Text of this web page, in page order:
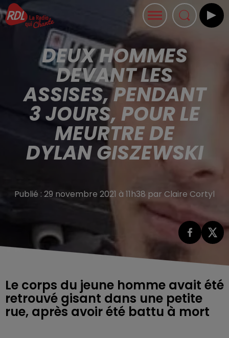
DEUX HOMMES
DEVANT LES
ASSISES, PENDANT
3 JOURS, POUR LE
MEURTRE DE
DYLAN GISZEWSKI
Publié : 29 novembre 2021 à 11h38 par Claire Cortyl
Le corps du jeune homme avait été
retrouvé gisant dans une petite
rue, après avoir été battu à mort